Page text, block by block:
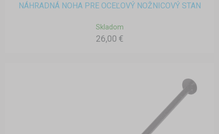
NÁHRADNÁ NOHA PRE OCEĽOVÝ NOŽNICOVÝ STAN
Skladom
26,00 €